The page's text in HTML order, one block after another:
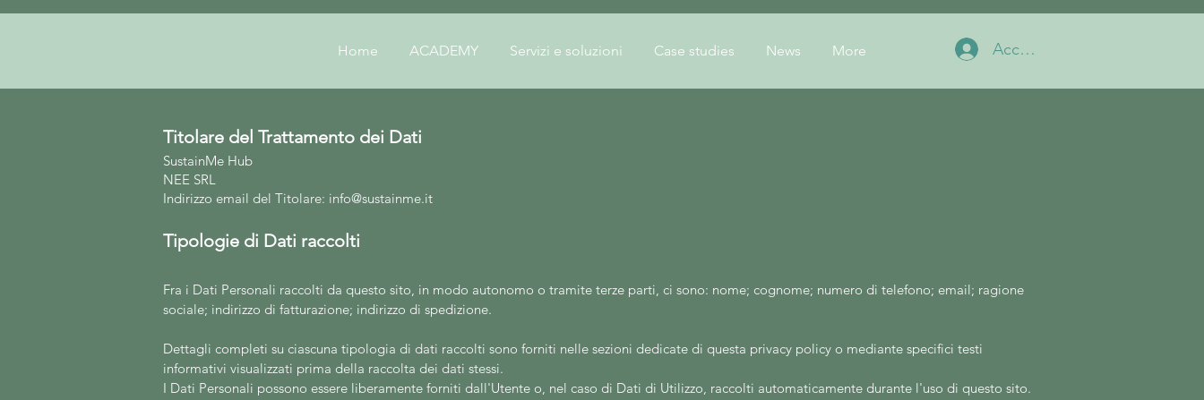
Home ACADEMY Servizi e soluzioni Case studies News More Accedi
Titolare del Trattamento dei Dati
SustainMe Hub
NEE SRL
Indirizzo email del Titolare: info@sustainme.it
Tipologie di Dati raccolti
Fra i Dati Personali raccolti da questo sito, in modo autonomo o tramite terze parti, ci sono: nome; cognome; numero di telefono; email; ragione
sociale; indirizzo di fatturazione; indirizzo di spedizione.
Dettagli completi su ciascuna tipologia di dati raccolti sono forniti nelle sezioni dedicate di questa privacy policy o mediante specifici testi
informativi visualizzati prima della raccolta dei dati stessi.
I Dati Personali possono essere liberamente forniti dall'Utente o, nel caso di Dati di Utilizzo, raccolti automaticamente durante l'uso di questo sito.